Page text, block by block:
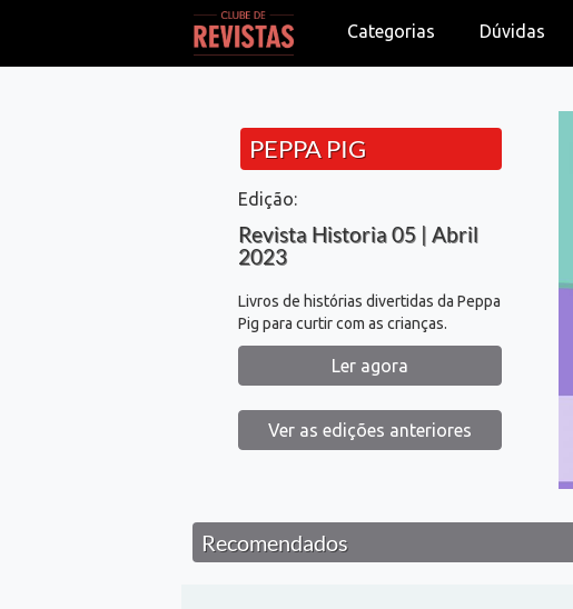
Categorias Dúvidas
PEPPA PIG
Edição:
Revista Historia 05 | Abril
2023
Livros de histórias divertidas da Peppa
Pig para curtir com as crianças.
Ler agora
Ver as edições anteriores
Recomendados